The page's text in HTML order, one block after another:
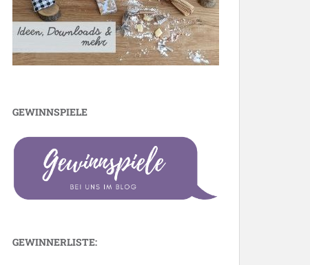
GEWINNSPIELE
GEWINNERLISTE: